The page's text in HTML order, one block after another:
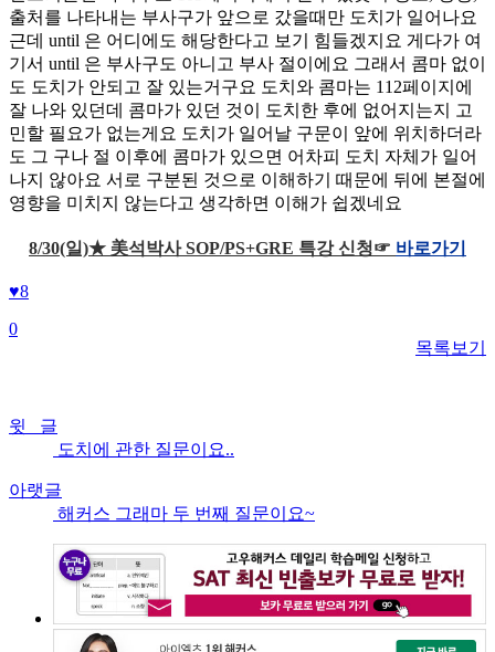
출처를 나타내는 부사구가 앞으로 갔을때만 도치가 일어나요
근데 until 은 어디에도 해당한다고 보기 힘들겠지요 게다가 여
기서 until 은 부사구도 아니고 부사 절이에요 그래서 콤마 없이
도 도치가 안되고 잘 있는거구요 도치와 콤마는 112페이지에
잘 나와 있던데 콤마가 있던 것이 도치한 후에 없어지는지 고
민할 필요가 없는게요 도치가 일어날 구문이 앞에 위치하더라
도 그 구나 절 이후에 콤마가 있으면 어차피 도치 자체가 일어
나지 않아요 서로 구분된 것으로 이해하기 때문에 뒤에 본절에
영향을 미치지 않는다고 생각하면 이해가 쉽겠네요
8/30(일)★ 美석박사 SOP/PS+GRE 특강 신청☞ 바로가기
♥8
목록보기
0
윗 글
도치에 관한 질문이요..
아랫글
해커스 그래마 두 번째 질문이요~